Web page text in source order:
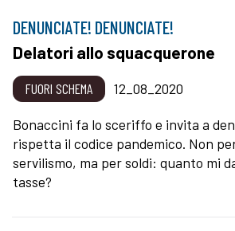
DENUNCIATE! DENUNCIATE!
Delatori allo squacquerone
FUORI SCHEMA 12_08_2020
Bonaccini fa lo sceriffo e invita a
rispetta il codice pandemico. Non
servilismo, ma per soldi: quanto mi
tasse?